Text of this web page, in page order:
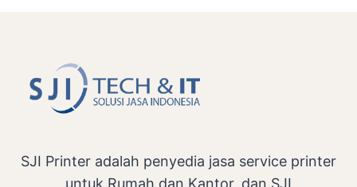
SJI Printer adalah penyedia jasa service printer